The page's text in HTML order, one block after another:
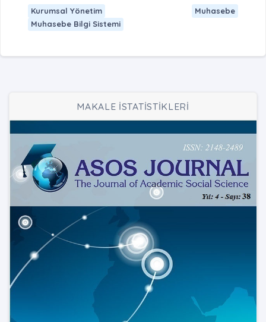
Kurumsal Yönetim
Muhasebe
Muhasebe Bilgi Sistemi
MAKALE İSTATİSTİKLERİ